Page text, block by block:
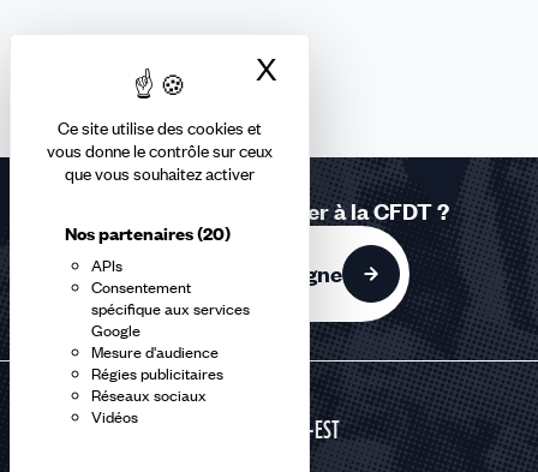
Ce site utilise des cookies et
vous donne le contrôle sur ceux
que vous souhaitez activer
Nos partenaires(20)
APIs
Consentement
spécifique aux services
Google
Mesure d'audience
Régies publicitaires
Réseaux sociaux
Vidéos
X
Vous souhaitez adhérer à la CFDT ?
J'adhère en ligne
GRAND-EST